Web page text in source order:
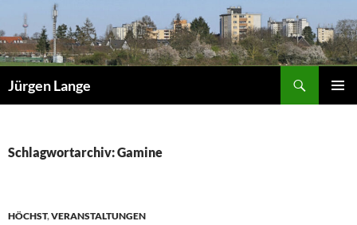
Inhalt
springen
Jürgen Lange
Schlagwortarchiv: Gamine
HÖCHST,VERANSTALTUNGEN